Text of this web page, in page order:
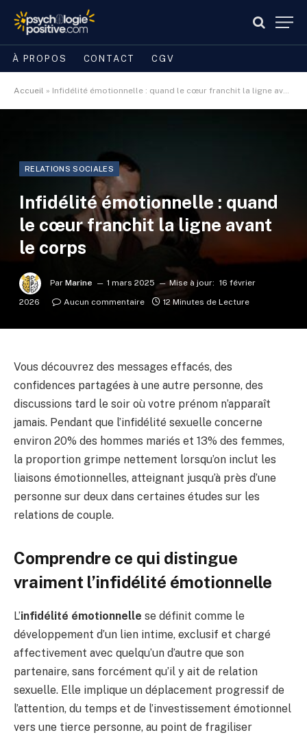
À PROPOS CONTACT CGV
Accueil » Infidélité émotionnelle : quand le cœur franchit la ligne avant le corps
RELATIONS SOCIALES
Infidélité émotionnelle : quand
le cœur franchit la ligne avant
le corps
Par Marine 1 mars 2025 Mise à jour: 16 février
2026
Aucun commentaire 12 Minutes de Lecture
Vous découvrez des messages effacés, des
confidences partagées à une autre personne, des
discussions tard le soir où votre prénom n’apparaît
jamais. Pendant que l’infidélité sexuelle concerne
environ 20% des hommes mariés et 13% des femmes,
la proportion grimpe nettement lorsqu’on inclut les
liaisons émotionnelles, atteignant jusqu’à près d’une
personne sur deux dans certaines études sur les
relations de couple.
Comprendre ce qui distingue
vraiment l’infidélité émotionnelle
L’infidélité émotionnelle se définit comme le
développement d’un lien intime, exclusif et chargé
affectivement avec quelqu’un d’autre que son
partenaire, sans forcément qu’il y ait de relation
sexuelle. Elle implique un déplacement progressif de
l’attention, du temps et de l’investissement émotionnel
vers une tierce personne, au point de fragiliser